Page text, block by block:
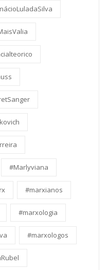
#Marlyviana
#marxianos
#marxologia
#marxologos